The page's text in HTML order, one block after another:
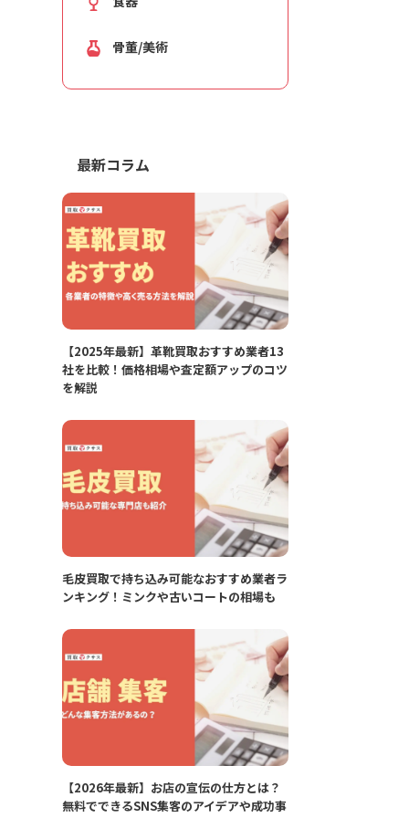
骨董/美術
最新コラム
【2025年最新】革靴買取おすすめ業者13
社を比較！価格相場や査定額アップのコツ
を解説
毛皮買取で持ち込み可能なおすすめ業者ラ
ンキング！ミンクや古いコートの相場も
【2026年最新】お店の宣伝の仕方とは？
無料でできるSNS集客のアイデアや成功事